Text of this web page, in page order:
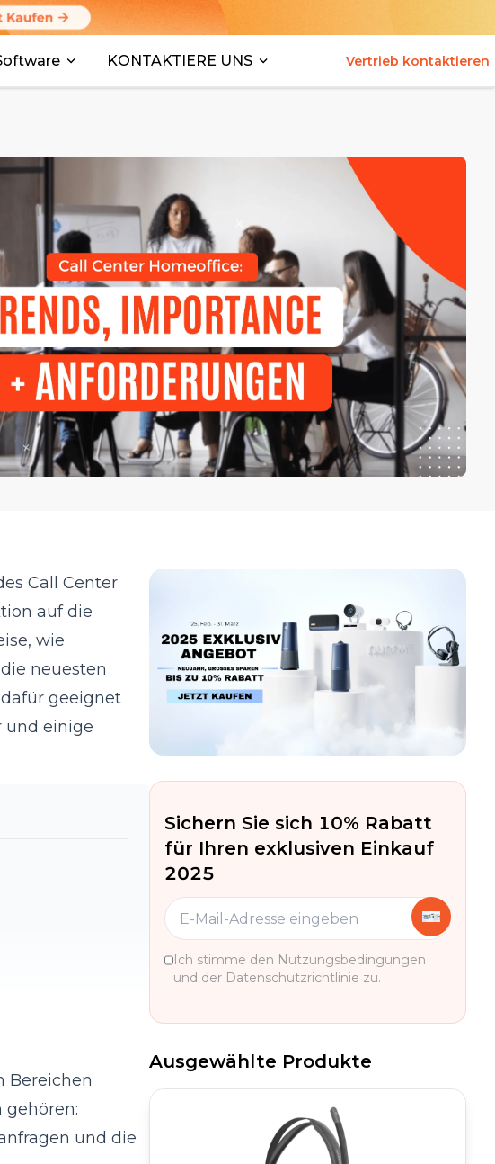
KONTAKTIERE UNS Vertrieb kontaktieren
Call Center
auf die
wie
neuesten
geeignet
und einige
Bereichen
gehören:
und die
Sichern Sie sich 10% Rabatt
für Ihren exklusiven Einkauf
2025
Ich stimme den Nutzungsbedingungen
und der Datenschutzrichtlinie zu.
Ausgewählte Produkte